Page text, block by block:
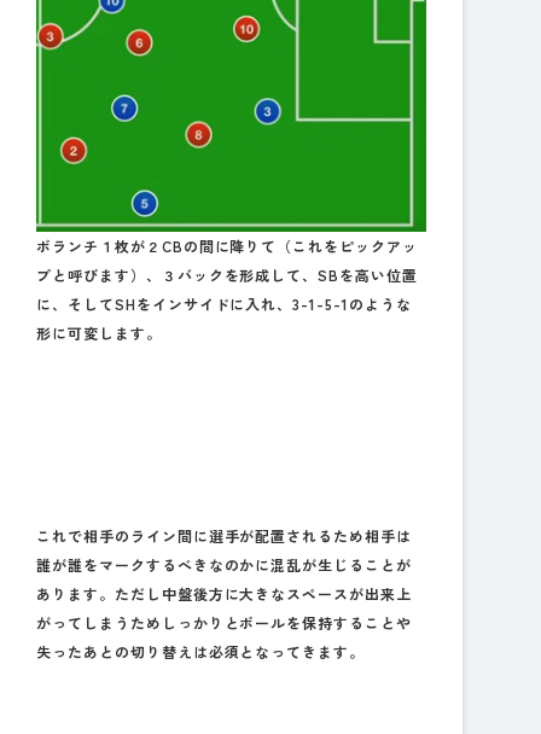
ボランチ１枚が２CBの間に降りて（これをピックアッ
プと呼びます）、３バックを形成して、SBを高い位置
に、そしてSHをインサイドに入れ、3-1-5-1のような
形に可変します。
これで相手のライン間に選手が配置されるため相手は
誰が誰をマークするべきなのかに混乱が生じることが
あります。ただし中盤後方に大きなスペースが出来上
がってしまうためしっかりとボールを保持することや
失ったあとの切り替えは必須となってきます。